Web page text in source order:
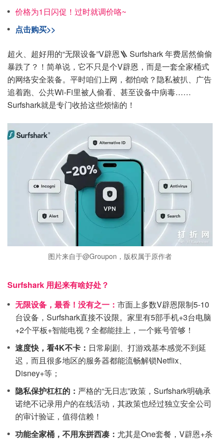
价格为1日闪促！过时就调价咯~
点击购买>>
超火、超好用的“无限设备”V辟恩🪜 Surfshark 年费居然偷偷
暴跌了？！简单说，它不只是个V辟恩，而是一套全家桶式
的网络安全装备。平时咱们上网，都怕啥？隐私被扒、广告
追着跑、公共Wi-Fi里被人偷看、甚至设备中病毒……
Surfshark就是专门收拾这些烦恼的！
图片来自于@Groupon，版权属于原作者
Surfshark 用起来有啥好处？
无限设备，最香！没有之一： 市面上多数V辟恩限制5-10
台设备，Surfshark直接不设限。家里有5部手机+3台电脑
+2个平板+智能电视？全都能挂上，一个账号管够！
速度快，看4K不卡： 日常刷剧、打游戏基本感觉不到延
迟，而且很多地区的服务器都能流畅解锁Netflix、
Disney+等；
隐私保护杠杠的： 严格的“无日志”政策，Surfshark明确承
诺绝不记录用户的在线活动，其政策也经过独立安全公司
的审计验证，值得信赖！
功能全家桶，不用东拼西凑： 尤其是One套餐，V辟恩+杀